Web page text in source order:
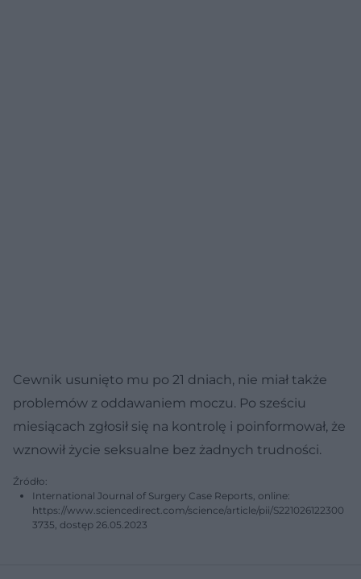
Cewnik usunięto mu po 21 dniach, nie miał także
problemów z oddawaniem moczu. Po sześciu
miesiącach zgłosił się na kontrolę i poinformował, że
wznowił życie seksualne bez żadnych trudności.
Źródło:
International Journal of Surgery Case Reports, online:
https://www.sciencedirect.com/science/article/pii/S221026122300
3735, dostęp 26.05.2023